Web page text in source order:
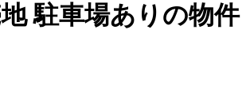
駐車場ありの物件